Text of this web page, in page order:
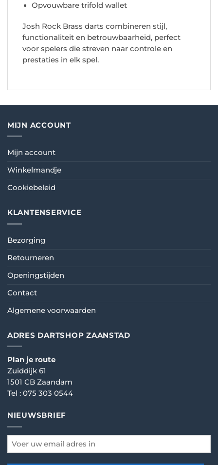
Opvouwbare trifold wallet
Josh Rock Brass darts combineren stijl,
functionaliteit en betrouwbaarheid, perfect
voor spelers die streven naar controle en
prestaties in elk spel.
MIJN ACCOUNT
Mijn account
Winkelmandje
Cookiebeleid
KLANTENSERVICE
Bezorging
Retourneren
Openingstijden
Contact
Algemene voorwaarden
ADRES DARTSHOP ZAANSTAD
Plan je route
Zuiddijk 61
1501 CB Zaandam
Tel : 075 303 0544
NIEUWSBRIEF
email
*